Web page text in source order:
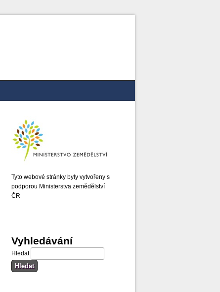
Tyto webové stránky byly vytvořeny s
podporou Ministerstva zemědělství
ČR
Vyhledávání
Hledat